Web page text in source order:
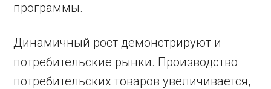
программы.
Динамичный рост демонстрируют и
потребительские рынки. Производство
потребительских товаров увеличивается,